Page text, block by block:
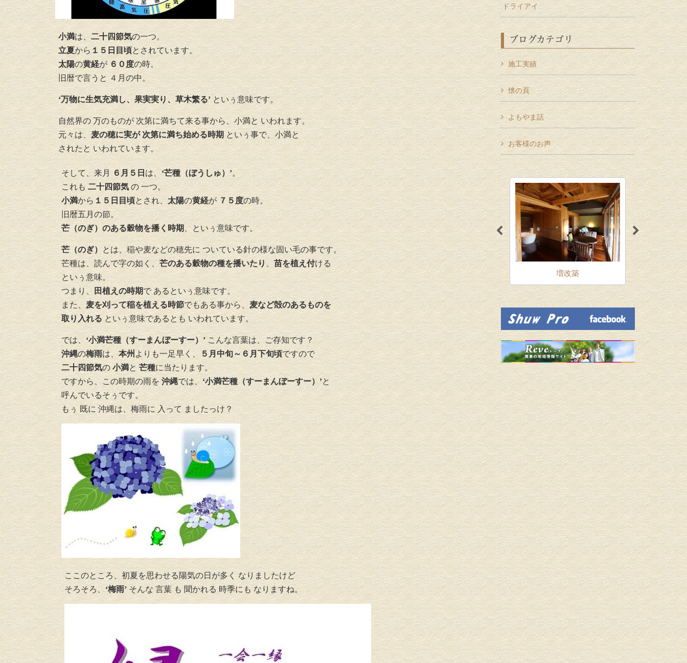
小満は、 二十四節気の一つ。
立夏から １５日目頃とされています。
太陽の黄経が ６０度の時。
旧暦で言うと ４月の中。
‘万物に生気充満し、果実実り、草木繁る’といぅ意味です。
自然界の 万のものが 次第に満ちて来る事から、小満と いわれます。
元々は、麦の穂に実が 次第に満ち始める時期 といぅ事で、小満と
されたと いわれています。
そして、来月 ６月５日 は、 ‘芒種（ぼうしゅ）’。
これも 二十四節気 の 一つ。
小満から １５日目頃とされ、 太陽の黄経が ７５度の時。
旧暦五月の節。
芒（のぎ）のある穀物を播く時期
、といぅ意味です。
芒（のぎ）
とは、稲や麦などの穂先に ついている針の様な固い毛の事です。
芒種は、読んで字の如く、芒のある穀物の種を播いたり、 苗を植え付ける
といぅ意味。
つまり、
田植えの時期で あるといぅ意味です。
また、 麦を刈って稲を植える時節でもある事から、 麦など殻のあるものを
取り入れる といぅ意味であるとも いわれています。
では、‘小満芒種（すーまんぼーすー）’こんな言葉は、ご存知です？
沖縄の梅雨は、本州 よりも一足早く、 ５月中旬～６月下旬頃ですので
二十四節気の 小満と 芒種に当たります。
ですから、この時期の雨を 沖縄では、 ‘小満芒種（すーまんぼーすー）’と
呼んでいるそぅです。
もぅ 既に 沖縄は、梅雨に 入って ましたっけ？
ここのところ、初夏を思わせる陽気の日が多く なりましたけど
そろそろ、 ‘梅雨’そんな 言葉 も 聞かれる 時季にも なりますね。
ドライアイ
ブログカテゴリ
施工実績
懐の頁
よもやま話
お客様のお声
介護リフォーム・バリアフリ
ーリフォーム
水回りリフォーム 内装リフォーム 増改築
外壁